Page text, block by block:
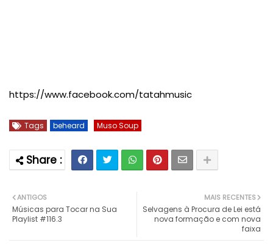
https://www.facebook.com/tatahmusic
Tags beheard Muso Soup
MAIS RECENTES
Selvagens à Procura de Lei está
nova formação e com nova
faixa
ANTIGOS
Músicas para Tocar na Sua
Playlist #116.3